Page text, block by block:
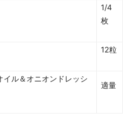
1/4
枚
12粒
ル＆オニオンドレッシ
適量